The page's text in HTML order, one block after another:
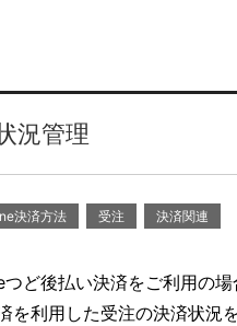
況管理
決済方法 受注 決済関連
ど後払い決済をご利用の
を利用した受注の決済状況